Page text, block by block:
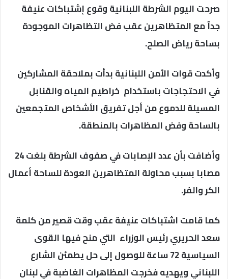
صرحت اليوم الشرطة اللبنانية وقوع إشتباكات عنيفة
جدآ مع المتظاهرين عقب فض التظاهرات الموجودة
بساحة رياض الصلح.
وأكدت قوات الأمن اللبنانية بدأت بملاحقة المشاركين
في الاحتجاجات باستخدام خراطيم المياه والقنابل
المسيلة للدموع من أجل تفريق الأشخاص المتجمعين
بالساحة وفض المظاهرات بالمنطقة.
وأضافت بأن عدد الإصابات في صفوف الشرطة بلغت 24
مصابا بسبب محاولة المتظاهرين العودة للساحة أعمال
الكر والفر.
كما قامت اشتباكات عنيفة عقب وقت قصير من كلمة
سعد الحريري رئيس الوزراء التي منح فيها القوى
السياسية 72 ساعة للوصول إلى حل يطمئن الشارع
اللبناني ويهديه فخرجت المظاهرات الغاضبة في لبنان